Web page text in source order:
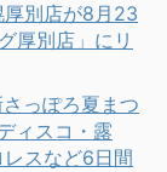
厚別店が8月23
厚別店」にリ
っぽろ夏まつ
ィスコ・露
スなど6日間